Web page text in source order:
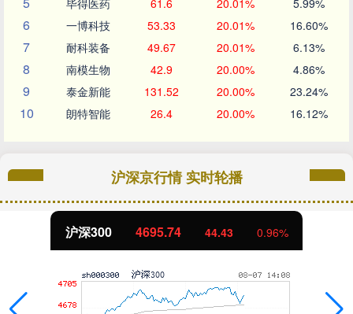
毕得医药 61.6 20.01% 5.99%
6 一博科技 53.33 20.01% 16.60%
7 耐科装备 49.67 20.01% 6.13%
8 南模生物 42.9 20.00% 4.86%
9 泰金新能 131.52 20.00% 23.24%
10 朗特智能 26.4 20.00% 16.12%
沪深京行情 实时轮播
北证50 1132.55 9.68 0.86%